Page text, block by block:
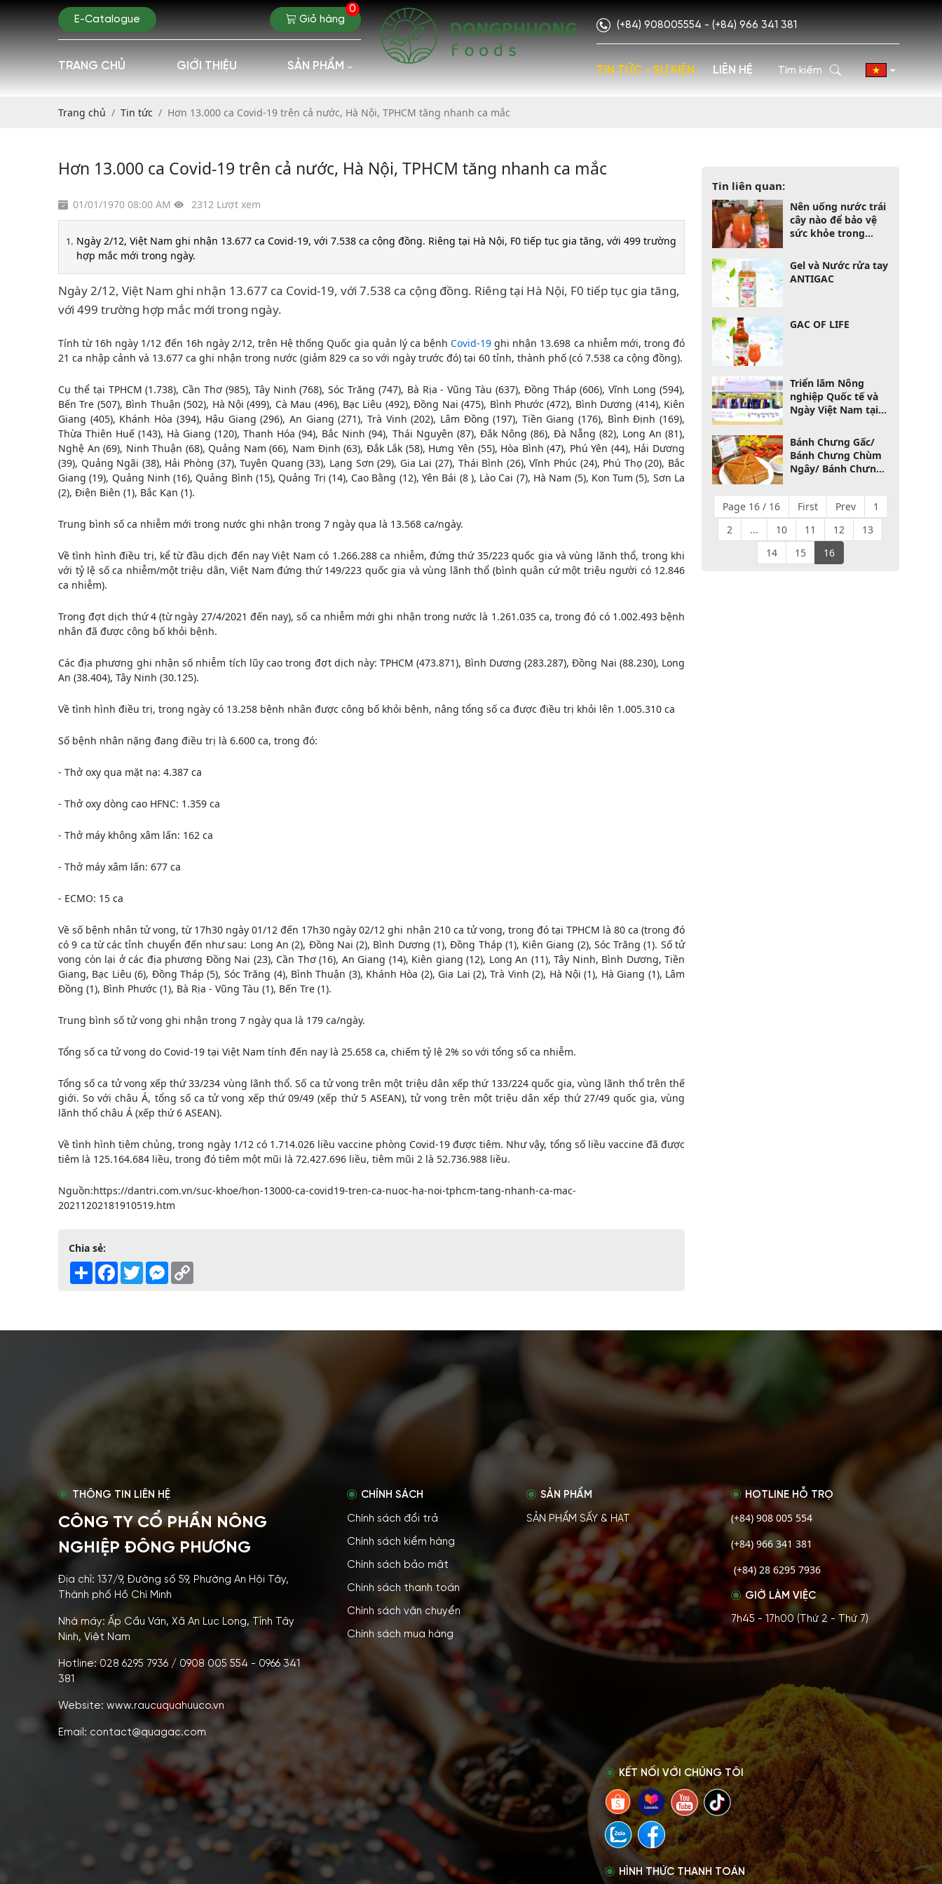
E-Catalogue Giỏ hàng
0
TRANG CHỦ GIỚI THIỆU SẢN PHẨM
(+84) 908005554 - (+84) 966 341 381
TIN TỨC - SỰ KIỆN LIÊN HỆ
Trang chủ Tin tức Hơn 13.000 ca Covid-19 trên cả nước, Hà Nội, TPHCM tăng nhanh ca mắc
Hơn 13.000 ca Covid-19 trên cả nước, Hà Nội, TPHCM tăng nhanh ca mắc
01/01/1970 08:00 AM 2312 Lượt xem
Ngày 2/12, Việt Nam ghi nhận 13.677 ca Covid-19, với 7.538 ca cộng đồng. Riêng tại Hà Nội, F0 tiếp tục gia tăng, với 499 trường
hợp mắc mới trong ngày.
Ngày 2/12, Việt Nam ghi nhận 13.677 ca Covid-19, với 7.538 ca cộng đồng. Riêng tại Hà Nội, F0 tiếp tục gia tăng,
với 499 trường hợp mắc mới trong ngày.
Tính từ 16h ngày 1/12 đến 16h ngày 2/12, trên Hệ thống Quốc gia quản lý ca bệnhCovid-19 ghi nhận 13.698 ca nhiễm mới, trong đó
21 ca nhập cảnh và 13.677 ca ghi nhận trong nước (giảm 829 ca so với ngày trước đó) tại 60 tỉnh, thành phố (có 7.538 ca cộng đồng).
Cụ thể tại TPHCM (1.738), Cần Thơ (985), Tây Ninh (768), Sóc Trăng (747), Bà Rịa - Vũng Tàu (637), Đồng Tháp (606), Vĩnh Long (594),
Bến Tre (507), Bình Thuận (502), Hà Nội (499), Cà Mau (496), Bạc Liêu (492), Đồng Nai (475), Bình Phước (472), Bình Dương (414), Kiên
Giang (405), Khánh Hòa (394), Hậu Giang (296), An Giang (271), Trà Vinh (202), Lâm Đồng (197), Tiền Giang (176), Bình Định (169),
Thừa Thiên Huế (143), Hà Giang (120), Thanh Hóa (94), Bắc Ninh (94), Thái Nguyên (87), Đắk Nông (86), Đà Nẵng (82), Long An (81),
Nghệ An (69), Ninh Thuận (68), Quảng Nam (66), Nam Định (63), Đắk Lắk (58), Hưng Yên (55), Hòa Bình (47), Phú Yên (44), Hải Dương
(39), Quảng Ngãi (38), Hải Phòng (37), Tuyên Quang (33), Lạng Sơn (29), Gia Lai (27), Thái Bình (26), Vĩnh Phúc (24), Phú Thọ (20), Bắc
Giang (19), Quảng Ninh (16), Quảng Bình (15), Quảng Trị (14), Cao Bằng (12), Yên Bái (8 ), Lào Cai (7), Hà Nam (5), Kon Tum (5), Sơn La
(2), Điện Biên (1), Bắc Kạn (1).
Trung bình số ca nhiễm mới trong nước ghi nhận trong 7 ngày qua là 13.568 ca/ngày.
Về tình hình điều trị, kể từ đầu dịch đến nay Việt Nam có 1.266.288 ca nhiễm, đứng thứ 35/223 quốc gia và vùng lãnh thổ, trong khi
với tỷ lệ số ca nhiễm/một triệu dân, Việt Nam đứng thứ 149/223 quốc gia và vùng lãnh thổ (bình quân cứ một triệu người có 12.846
ca nhiễm).
Trong đợt dịch thứ 4 (từ ngày 27/4/2021 đến nay), số ca nhiễm mới ghi nhận trong nước là 1.261.035 ca, trong đó có 1.002.493 bệnh
nhân đã được công bố khỏi bệnh.
Các địa phương ghi nhận số nhiễm tích lũy cao trong đợt dịch này: TPHCM (473.871), Bình Dương (283.287), Đồng Nai (88.230), Long
An (38.404), Tây Ninh (30.125).
Về tình hình điều trị, trong ngày có 13.258 bệnh nhân được công bố khỏi bệnh, nâng tổng số ca được điều trị khỏi lên 1.005.310 ca
Số bệnh nhân nặng đang điều trị là 6.600 ca, trong đó:
- Thở oxy qua mặt nạ: 4.387 ca
- Thở oxy dòng cao HFNC: 1.359 ca
- Thở máy không xâm lấn: 162 ca
- Thở máy xâm lấn: 677 ca
- ECMO: 15 ca
Về số bệnh nhân tử vong, từ 17h30 ngày 01/12 đến 17h30 ngày 02/12 ghi nhận 210 ca tử vong, trong đó tại TPHCM là 80 ca (trong đó
có 9 ca từ các tỉnh chuyển đến như sau: Long An (2), Đồng Nai (2), Bình Dương (1), Đồng Tháp (1), Kiên Giang (2), Sóc Trăng (1). Số tử
vong còn lại ở các địa phương Đồng Nai (23), Cần Thơ (16), An Giang (14), Kiên giang (12), Long An (11), Tây Ninh, Bình Dương, Tiền
Giang, Bạc Liêu (6), Đồng Tháp (5), Sóc Trăng (4), Bình Thuận (3), Khánh Hòa (2), Gia Lai (2), Trà Vinh (2), Hà Nội (1), Hà Giang (1), Lâm
Đồng (1), Bình Phước (1), Bà Rịa - Vũng Tàu (1), Bến Tre (1).
Trung bình số tử vong ghi nhận trong 7 ngày qua là 179 ca/ngày.
Tổng số ca tử vong do Covid-19 tại Việt Nam tính đến nay là 25.658 ca, chiếm tỷ lệ 2% so với tổng số ca nhiễm.
Tổng số ca tử vong xếp thứ 33/234 vùng lãnh thổ. Số ca tử vong trên một triệu dân xếp thứ 133/224 quốc gia, vùng lãnh thổ trên thế
giới. So với châu Á, tổng số ca tử vong xếp thứ 09/49 (xếp thứ 5 ASEAN), tử vong trên một triệu dân xếp thứ 27/49 quốc gia, vùng
lãnh thổ châu Á (xếp thứ 6 ASEAN).
Về tình hình tiêm chủng, trong ngày 1/12 có 1.714.026 liều vaccine phòng Covid-19 được tiêm. Như vậy, tổng số liều vaccine đã được
tiêm là 125.164.684 liều, trong đó tiêm một mũi là 72.427.696 liều, tiêm mũi 2 là 52.736.988 liều.
Nguồn:https://dantri.com.vn/suc-khoe/hon-13000-ca-covid19-tren-ca-nuoc-ha-noi-tphcm-tang-nhanh-ca-mac-
20211202181910519.htm
Chia sẻ:
Share Facebook
TwitterMessenger
Tin liên quan:
Nên uống nước trái
cây nào để bảo vệ
sức khỏe trong
Gel và Nước rửa tay
ANTIGAC
GAC OF LIFE
Triển lãm Nông
nghiệp Quốc tế và
Ngày Việt Nam tại
Bánh Chưng Gấc/
Bánh Chưng Chùm
Ngây/ Bánh Chưng
Việt
Page 16 / 16 First Prev
1
2
... 10 11 12
13
14
15 16
THÔNG TIN LIÊN HỆ
CÔNG TY CỔ PHẦN NÔNG
NGHIỆP ĐÔNG PHƯƠNG
Địa chỉ: 137/9, Đường số 59, Phường An Hội Tây,
Thành phố Hồ Chí Minh
Nhà máy: Ấp Cầu Ván, Xã An Lục Long, Tỉnh Tây
Ninh, Việt Nam
Hotline: 028 6295 7936 / 0908 005 554 - 0966 341
381
Website: www.raucuquahuuco.vn
Email: contact@quagac.com
CHÍNH SÁCH
Chính sách đổi trả
Chính sách kiểm hàng
Chính sách bảo mật
Chính sách thanh toán
Chính sách vận chuyển
Chính sách mua hàng
SẢN PHẨM
SẢN PHẨM SẤY & HẠT
HOTLINE HỖ TRỌ
(+84) 908 005 554
(+84) 966 341 381
(+84) 28 6295 7936
GIỜ LÀM VIỆC
7h45 - 17h00 (Thứ 2 - Thứ 7)
KẾT NỐI VỚI CHÚNG TÔI
HÌNH THỨC THANH TOÁN